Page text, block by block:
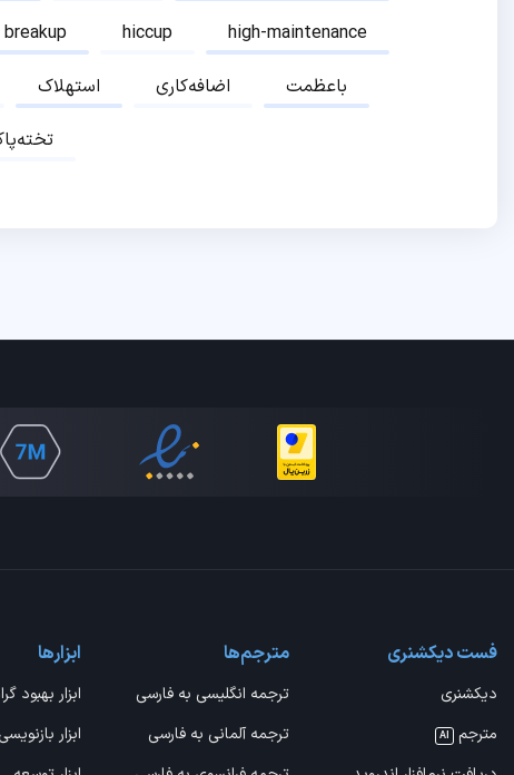
hiccup
high-maintenance
استهلاک اضافه‌کاری
باعظمت
فست دیکشنری
دیکشنری
مترجم
AI
مترجم‌ها
ترجمه انگلیسی به فارسی
ترجمه آلمانی به فارسی
ابزارها
ابزار بهبود
ابزار بازنویسی